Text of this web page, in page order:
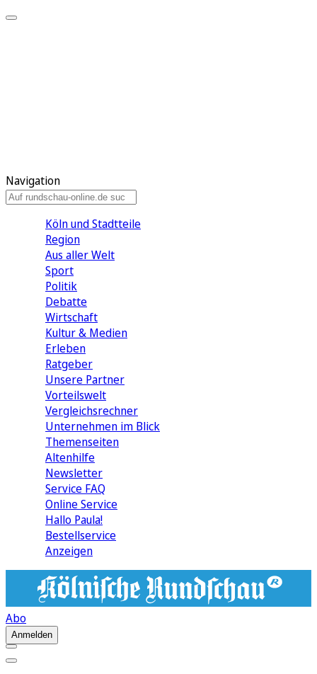
Navigation
Köln und Stadtteile
Region
Aus aller Welt
Sport
Politik
Debatte
Wirtschaft
Kultur & Medien
Erleben
Ratgeber
Unsere Partner
Vorteilswelt
Vergleichsrechner
Unternehmen im Blick
Themenseiten
Altenhilfe
Newsletter
Service FAQ
Online Service
Hallo Paula!
Bestellservice
Anzeigen
Abo
Anmelden